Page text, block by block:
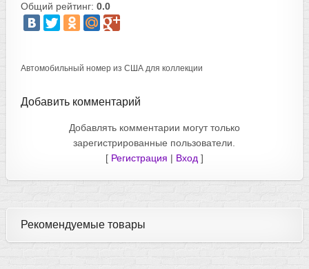
Общий рейтинг: 0.0
Автомобильный номер из США для коллекции
Добавить комментарий
Добавлять комментарии могут только
зарегистрированные пользователи.
[ Регистрация | Вход ]
Рекомендуемые товары